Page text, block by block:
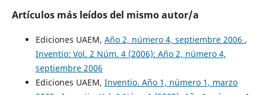
Artículos más leídos del mismo autor/a
Ediciones UAEM, Año 2, número 4, septiembre 2006 ,
Inventio: Vol. 2 Núm. 4 (2006): Año 2, número 4,
septiembre 2006
Ediciones UAEM, Inventio. Año 1, número 1, marzo